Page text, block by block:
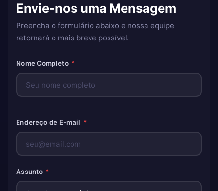
Envie-nos uma Mensagem
Preencha o formulário abaixo e nossa equipe
retornará o mais breve possível.
Nome Completo *
Endereço de E-mail *
Assunto *